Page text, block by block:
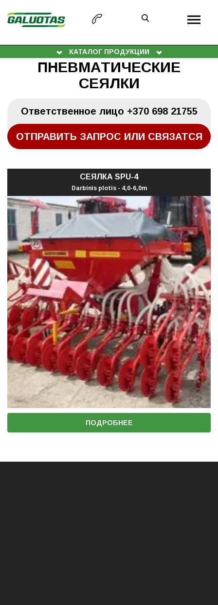
КАТАЛОГ ПРОДУКЦИИ
ПНЕВМАТИЧЕСКИЕ
СЕЯЛКИ
Oтветственное лицо +370 698 21755
ОТПРАВИТЬ ЗАПРОС ИЛИ СВЯЗАТСЯ
СЕЯЛКА SPU-4
Darbinis plotis - 4,0-6,0m
ПОДРОБНЕЕ